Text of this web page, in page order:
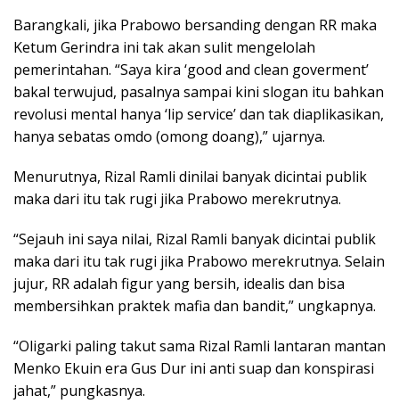
Barangkali, jika Prabowo bersanding dengan RR maka
Ketum Gerindra ini tak akan sulit mengelolah
pemerintahan. “Saya kira ‘good and clean goverment’
bakal terwujud, pasalnya sampai kini slogan itu bahkan
revolusi mental hanya ‘lip service’ dan tak diaplikasikan,
hanya sebatas omdo (omong doang),” ujarnya.
Menurutnya, Rizal Ramli dinilai banyak dicintai publik
maka dari itu tak rugi jika Prabowo merekrutnya.
“Sejauh ini saya nilai, Rizal Ramli banyak dicintai publik
maka dari itu tak rugi jika Prabowo merekrutnya. Selain
jujur, RR adalah figur yang bersih, idealis dan bisa
membersihkan praktek mafia dan bandit,” ungkapnya.
“Oligarki paling takut sama Rizal Ramli lantaran mantan
Menko Ekuin era Gus Dur ini anti suap dan konspirasi
jahat,” pungkasnya.